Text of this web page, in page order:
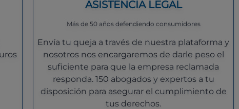
ASISTENCIA LEGAL
Más de 50 años defendiendo consumidores
Envía tu queja a través de nuestra plataforma y
nosotros nos encargaremos de darle peso el
suficiente para que la empresa reclamada
responda. 150 abogados y expertos a tu
disposición para asegurar el cumplimiento de
tus derechos.